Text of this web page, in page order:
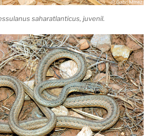
saharatlanticus, juvenil.